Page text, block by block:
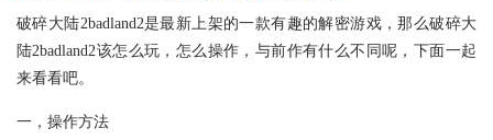
破碎大陆2badland2是最新上架的一款有趣的解密游戏，那么破碎大
陆2badland2该怎么玩，怎么操作，与前作有什么不同呢，下面一起
来看看吧。
一，操作方法